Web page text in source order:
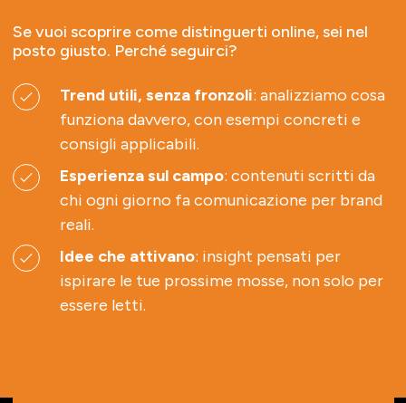
Se vuoi scoprire come distinguerti online, sei nel
posto giusto. Perché seguirci?
Trend utili, senza fronzoli: analizziamo cosa
funziona davvero, con esempi concreti e
consigli applicabili.
Esperienza sul campo: contenuti scritti da
chi ogni giorno fa comunicazione per brand
reali.
Idee che attivano: insight pensati per
ispirare le tue prossime mosse, non solo per
essere letti.